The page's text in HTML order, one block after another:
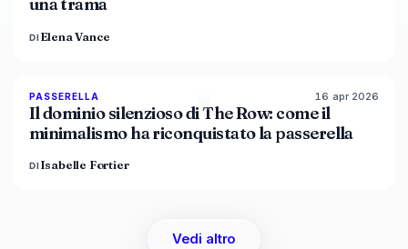
DIElena Vance
93% 67
PASSERELLA 16 apr 2026
Il dominio silenzioso di The Row: come il
minimalismo ha riconquistato la passerella
DI Isabelle Fortier
Vedi altro